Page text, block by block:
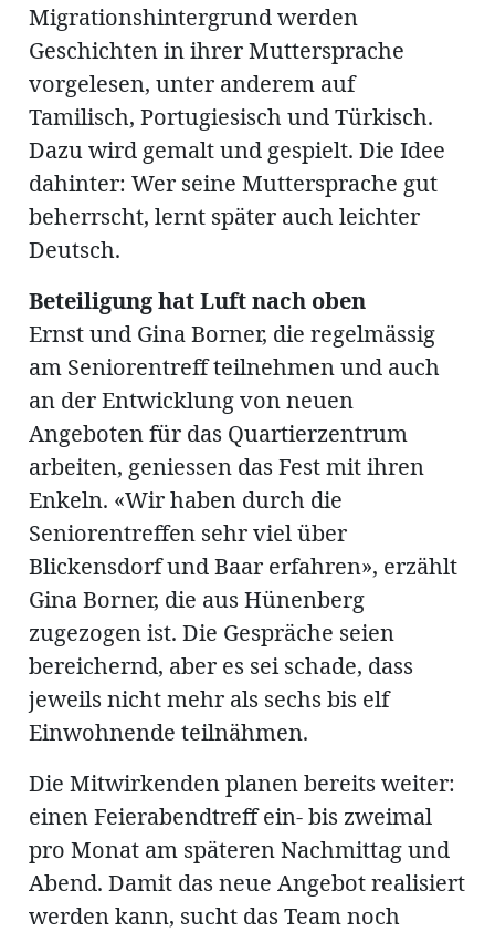
Migrationshintergrund werden
Geschichten in ihrer Muttersprache
vorgelesen, unter anderem auf
Tamilisch, Portugiesisch und Türkisch.
Dazu wird gemalt und gespielt. Die Idee
dahinter: Wer seine Muttersprache gut
beherrscht, lernt später auch leichter
Deutsch.
Beteiligung hat Luft nach oben
Ernst und Gina Borner, die regelmässig
am Seniorentreff teilnehmen und auch
an der Entwicklung von neuen
Angeboten für das Quartierzentrum
arbeiten, geniessen das Fest mit ihren
Enkeln. «Wir haben durch die
Seniorentreffen sehr viel über
Blickensdorf und Baar erfahren», erzählt
Gina Borner, die aus Hünenberg
zugezogen ist. Die Gespräche seien
bereichernd, aber es sei schade, dass
jeweils nicht mehr als sechs bis elf
Einwohnende teilnähmen.
Die Mitwirkenden planen bereits weiter:
einen Feierabendtreff ein- bis zweimal
pro Monat am späteren Nachmittag und
Abend. Damit das neue Angebot realisiert
werden kann, sucht das Team noch